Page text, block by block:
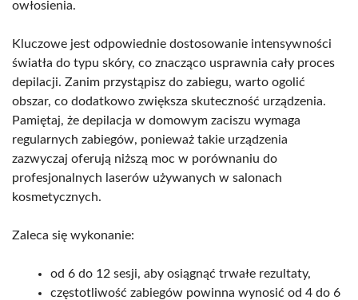
owłosienia.
Kluczowe jest odpowiednie dostosowanie intensywności
światła do typu skóry, co znacząco usprawnia cały proces
depilacji. Zanim przystąpisz do zabiegu, warto ogolić
obszar, co dodatkowo zwiększa skuteczność urządzenia.
Pamiętaj, że depilacja w domowym zaciszu wymaga
regularnych zabiegów, ponieważ takie urządzenia
zazwyczaj oferują niższą moc w porównaniu do
profesjonalnych laserów używanych w salonach
kosmetycznych.
Zaleca się wykonanie:
od 6 do 12 sesji, aby osiągnąć trwałe rezultaty,
częstotliwość zabiegów powinna wynosić od 4 do 6